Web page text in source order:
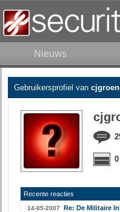
Nieuws
Gebruikersprofiel van
0
Recente reacties
14-05-2007 Re: De Militaire